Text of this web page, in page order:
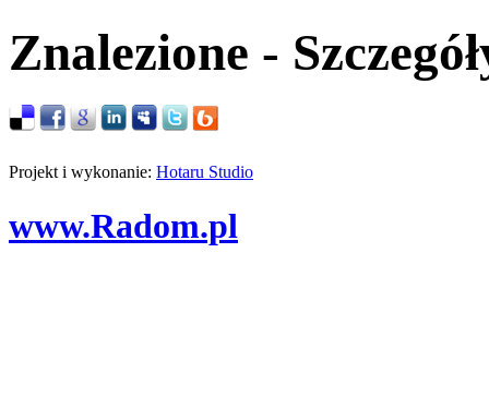
Znalezione -
Projekt i wykonanie: Hotaru Studio
www.Radom.pl